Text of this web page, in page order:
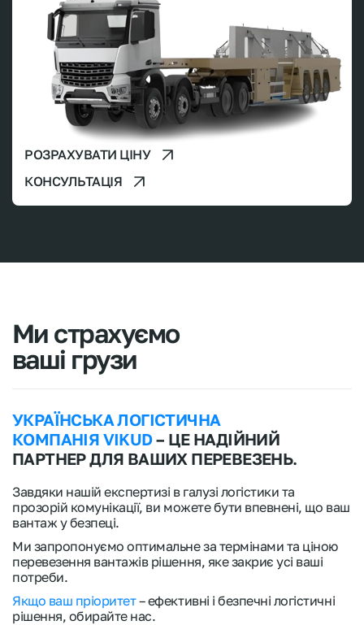
РОЗРАХУВАТИ ЦІНУ
КОНСУЛЬТАЦІЯ
Ми страхуємо
ваші грузи
УКРАЇНСЬКА ЛОГІСТИЧНА
КОМПАНІЯ VIKUD– ЦЕ НАДІЙНИЙ
ПАРТНЕР ДЛЯ ВАШИХ ПЕРЕВЕЗЕНЬ.
Завдяки нашій експертизі в галузі логістики та
прозорій комунікації, ви можете бути впевнені, що ваш
вантаж у безпеці.
Ми запропонуємо оптимальне за термінами та ціною
перевезення вантажів рішення, яке закриє усі ваші
потреби.
Якщо ваш пріоритет– ефективні і безпечні логістичні
рішення, обирайте нас.